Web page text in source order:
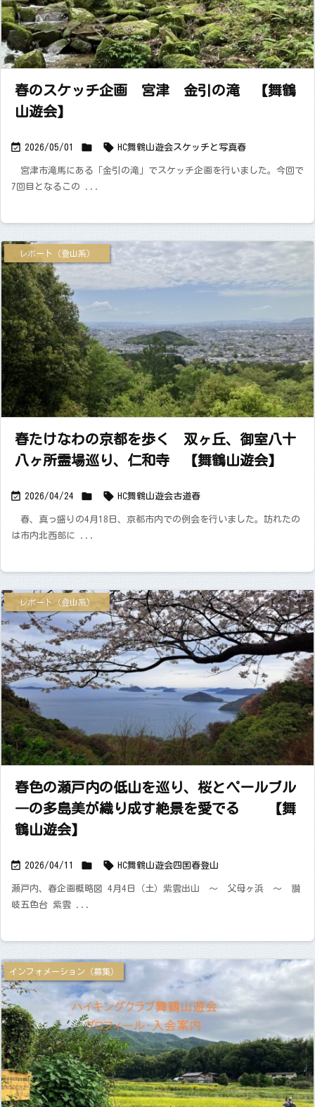
春のスケッチ企画 宮津 金引の滝 【舞鶴
山遊会】
 2026/05/01   HC舞鶴山遊会スケッチと写真春
宮津市滝馬にある「金引の滝」でスケッチ企画を行いました。今回で
7回目となるこの ...
春たけなわの京都を歩く 双ヶ丘、御室八十
八ヶ所霊場巡り、仁和寺 【舞鶴山遊会】
 2026/04/24 
レポート（登山系）
 HC舞鶴山遊会古道春
春、真っ盛りの4月18日、京都市内での例会を行いました。訪れたの
は市内北西部に ...
春色の瀬戸内の低山を巡り、桜とペールブル
―の多島美が織り成す絶景を愛でる 【舞
鶴山遊会】
 2026/04/11 
レポート（登山系）
 HC舞鶴山遊会四国春登山
瀬戸内、春企画概略図 4月4日（土）紫雲出山 ～ 父母ヶ浜 ～ 讃
岐五色台 紫雲 ...
インフォメーション（募集）